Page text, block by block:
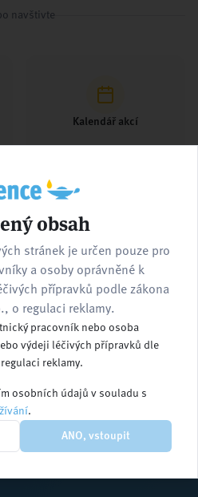
navštivte
Kalendář akcí
v obraze
newsletteru a dostávejte
obsah
stránek je určen pouze pro
a osoby oprávněné k
přípravků podle zákona
o regulaci reklamy.
pracovník nebo osoba
výdeji léčivých přípravků dle
reklamy.
osobních údajů v souladu s
.
ANO, vstoupit